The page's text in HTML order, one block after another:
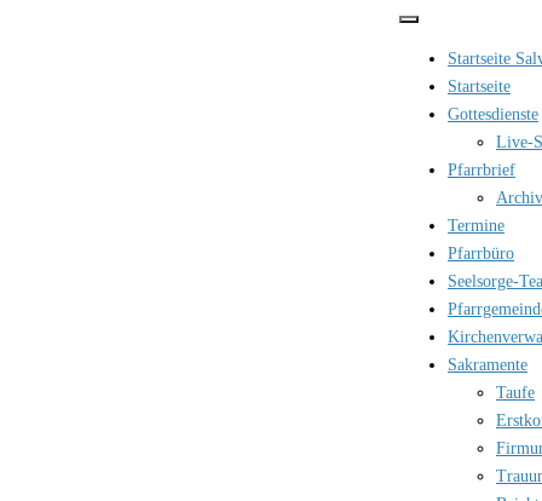
Startseite
Startseite
Gottesdienste
Live-
Pfarrbrief
Termine
Pfarrbüro
Seelsorge-
Sakramente
Taufe